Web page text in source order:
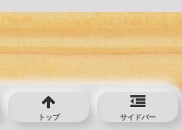
トップ サイドバー